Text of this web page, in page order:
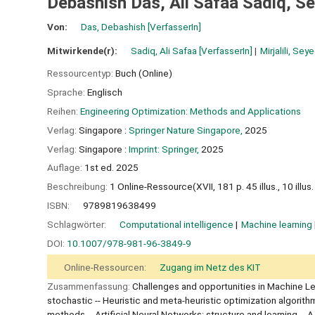
Von: Das, Debashish [VerfasserIn]
Mitwirkende(r): Sadiq, Ali Safaa [VerfasserIn] Mirjalili,
Ressourcentyp: Buch (Online)
Sprache: Englisch
Reihen: Engineering Optimization: Methods and Applications
Verlag: Singapore : Springer Nature Singapore, 2025
Verlag: Singapore : Imprint: Springer, 2025
Auflage: 1st ed. 2025
Beschreibung: 1 Online-Ressource(XVII, 181 p. 45 illus., 10
ISBN:
9789819638499
Schlagwörter:
Computational intelligence
Machine learning
DOI: 10.1007/978-981-96-3849-9
Online-Ressourcen:
Zugang im Netz des KIT
Zusammenfassung: Challenges and opportunities in Machine
stochastic -- Heuristic and meta-heuristic optimization